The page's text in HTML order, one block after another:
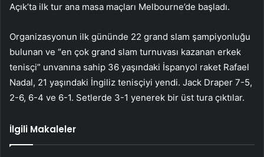
Açık’ta ilk tur ana masa maçları Melbourne’de başladı.
Organizasyonun ilk gününde 22 grand slam şampiyonluğu
bulunan ve “en çok grand slam turnuvası kazanan erkek
tenisçi” unvanına sahip 36 yaşındaki İspanyol raket Rafael
Nadal, 21 yaşındaki İngiliz tenisçiyi yendi. Jack Draper 7-5,
2-6, 6-4 ve 6-1. Setlerde 3-1 yenerek bir üst tura çıktılar.
İlgili Makaleler